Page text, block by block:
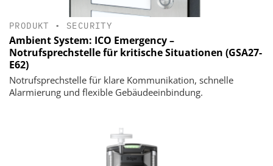
PRODUKT • SECURITY
Ambient System: ICO Emergency –
Notrufsprechstelle für kritische Situationen (GSA27-
E62)
Notrufsprechstelle für klare Kommunikation, schnelle
Alarmierung und flexible Gebäudeeinbindung.